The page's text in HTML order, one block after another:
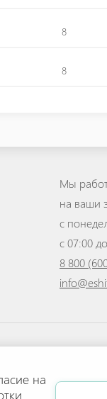
8
8
Мы
на ваши
с
с 07:00
8 800
на